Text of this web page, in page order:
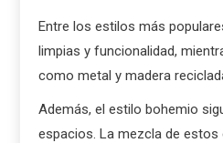
Entre los estilos más
limpias y funcionalidad,
como metal y madera
Además, el estilo bohemio
espacios. La mezcla de